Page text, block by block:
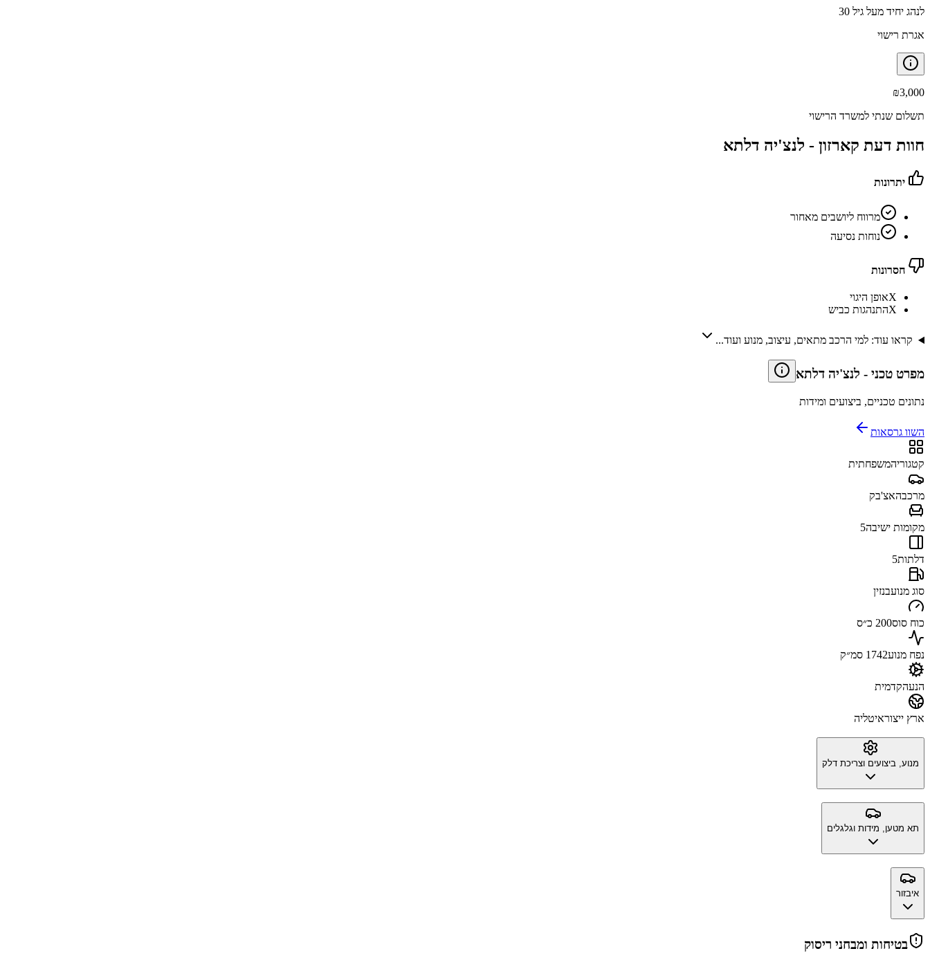
לנהג יחיד מעל גיל 30
אגרת רישוי
₪3,000
תשלום שנתי למשרד הרישוי
חוות דעת קארזון - לנצ'יה דלתא
יתרונות
מרווח ליושבים מאחור
נוחות נסיעה
חסרונות
Xאופן היגוי
Xהתנהגות כביש
קראו עוד: למי הרכב מתאים, עיצוב, מנוע ועוד...
מפרט טכני - לנצ'יה דלתא
נתונים טכניים, ביצועים ומידות
השוו גרסאות
קטגוריהמשפחתית
מרכבהאצ'בק
מקומות ישיבה5
דלתות5
סוג מנועבנזין
כוח סוס200 כ״ס
נפח מנוע1742 סמ״ק
הנעהקדמית
ארץ ייצוראיטליה
מנוע, ביצועים וצריכת דלק
תא מטען, מידות וגלגלים
איבזור
בטיחות ומבחני ריסוק